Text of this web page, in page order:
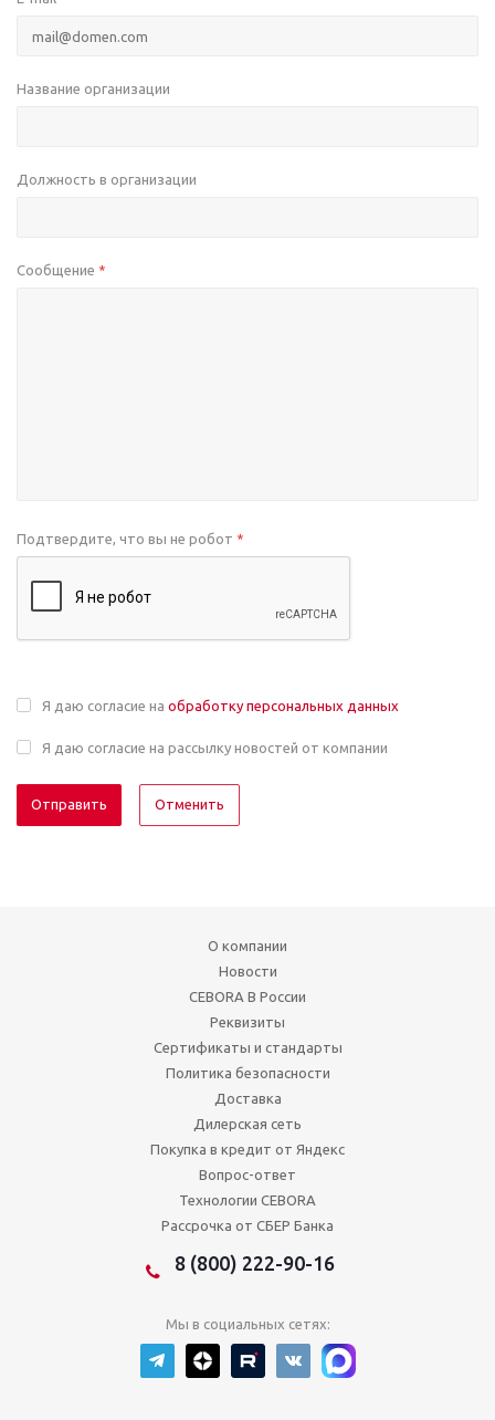
Название организации
Должность в организации
Сообщение *
Подтвердите, что вы не робот *
Я даю согласие на обработку персональных данных
Я даю согласие на рассылку новостей от компании
Отменить
О компании
Новости
CEBORA В России
Реквизиты
Сертификаты и стандарты
Политика безопасности
Доставка
Дилерская сеть
Покупка в кредит от Яндекс
Вопрос-ответ
Технологии CEBORA
Рассрочка от СБЕР Банка
8 (800) 222-90-16
Мы в социальных сетях: